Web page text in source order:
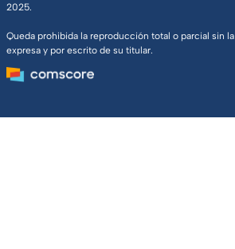
2025.
Queda prohibida la reproducción total o parcial sin
expresa y por escrito de su titular.